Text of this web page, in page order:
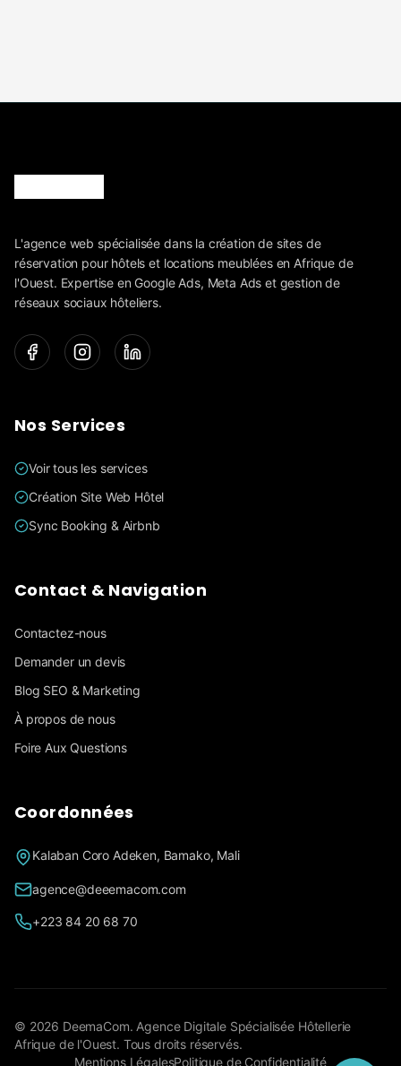
L'agence web spécialisée dans la création de sites de
réservation pour hôtels et locations meublées en Afrique de
l'Ouest. Expertise en Google Ads, Meta Ads et gestion de
réseaux sociaux hôteliers.
Nos Services
Voir tous les services
Création Site Web Hôtel
Sync Booking & Airbnb
Contact & Navigation
Contactez-nous
Demander un devis
Blog SEO & Marketing
À propos de nous
Foire Aux Questions
Coordonnées
Kalaban Coro Adeken, Bamako, Mali
agence@deeemacom.com
+223 84 20 68 70
© 2026 DeemaCom. Agence Digitale Spécialisée Hôtellerie
Afrique de l'Ouest. Tous droits réservés.
Mentions LégalesPolitique de Confidentialité